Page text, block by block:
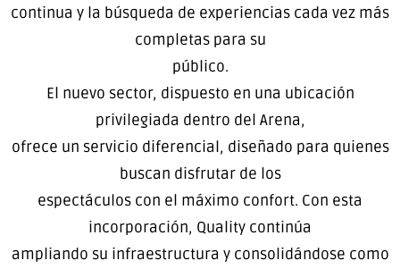
continua y la búsqueda de experiencias cada vez más
completas para su
público.
El nuevo sector, dispuesto en una ubicación
privilegiada dentro del Arena,
ofrece un servicio diferencial, diseñado para quienes
buscan disfrutar de los
espectáculos con el máximo confort. Con esta
incorporación, Quality continúa
ampliando su infraestructura y consolidándose como